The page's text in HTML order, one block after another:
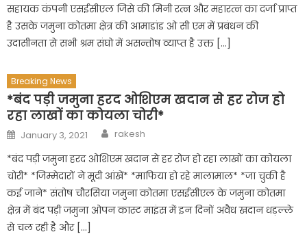
सहायक कंपनी एसईसीएल जिसे की मिनी रत्न और महारत्न का दर्जा प्राप्त
है उसके जमुना कोतमा क्षेत्र की आमाडांड ओ सी एम में प्रबंधन की
उदासीनता से सभी श्रम संघो में असन्तोष व्याप्त है उक्त […]
Breaking News
*बंद पड़ी जमुना हरद ओशिएम खदान से हर रोज हो
रहा लाखों का कोयला चोरी*
Posted
on
January 3, 2021 Author
rakesh
*बंद पड़ी जमुना हरद ओशिएम खदान से हर रोज हो रहा लाखों का कोयला
चोरी* *जिम्मेदारों ने मूदी आंखें* *माफिया हो रहे मालामाल* *जा चुकी है
कई जाने* संतोष चौरसिया जमुना कोतमा एसईसीएल के जमुना कोतमा
क्षेत्र में बंद पड़ी जमुना ओपन कास्ट माइंस में इन दिनों अवैध खदान धड़ल्ले
से चल रही है और […]